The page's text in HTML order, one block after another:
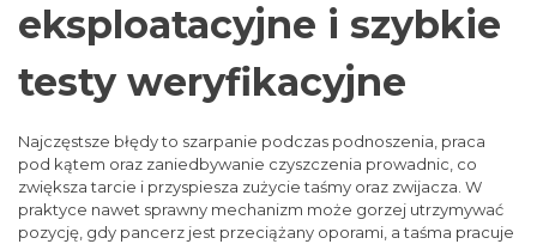
eksploatacyjne i szybkie
testy weryfikacyjne
Najczęstsze błędy to szarpanie podczas podnoszenia, praca
pod kątem oraz zaniedbywanie czyszczenia prowadnic, co
zwiększa tarcie i przyspiesza zużycie taśmy oraz zwijacza. W
praktyce nawet sprawny mechanizm może gorzej utrzymywać
pozycję, gdy pancerz jest przeciążany oporami, a taśma pracuje